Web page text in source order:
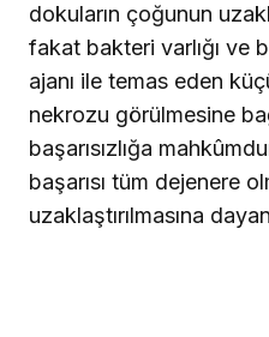
dokuların çoğunun
fakat bakteri varlığı ve
ajanı ile temas eden
nekrozu görülmesine
başarısızlığa
başarısı tüm dejenere
uzaklaştırılmasına